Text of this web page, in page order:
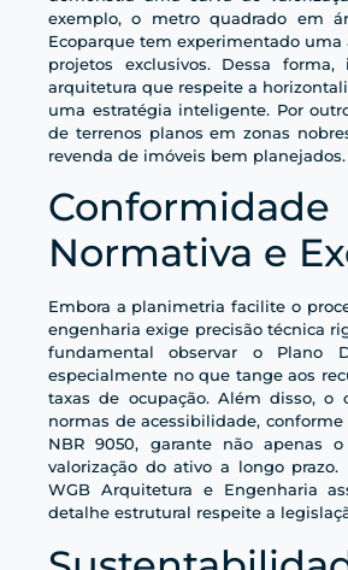
exemplo, o metro quadrado em
Ecoparque tem experimentado
projetos exclusivos. Dessa
arquitetura que respeite a
uma estratégia inteligente. Por
de terrenos planos em zonas
revenda de imóveis bem planejados.
Conformidade
Normativa e
Embora a planimetria facilite o
engenharia exige precisão técnica
fundamental observar o Plano
especialmente no que tange aos
taxas de ocupação. Além disso, o
normas de acessibilidade,
NBR 9050, garante não apenas
valorização do ativo a longo prazo.
WGB Arquitetura e Engenharia
detalhe estrutural respeite a